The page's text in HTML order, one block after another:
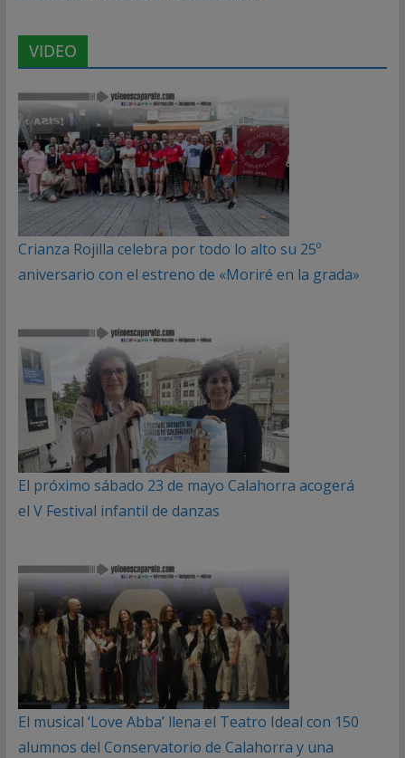
VIDEO
Crianza Rojilla celebra por todo lo alto su 25º
aniversario con el estreno de «Moriré en la grada»
El próximo sábado 23 de mayo Calahorra acogerá
el V Festival infantil de danzas
El musical ‘Love Abba’ llena el Teatro Ideal con 150
alumnos del Conservatorio de Calahorra y una